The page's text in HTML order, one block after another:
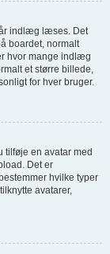
indlæg læses. Det
boardet, normalt
hvor mange indlæg
et større billede,
for hver bruger.
tilføje en avatar med
Det er
hvilke typer
avatarer,